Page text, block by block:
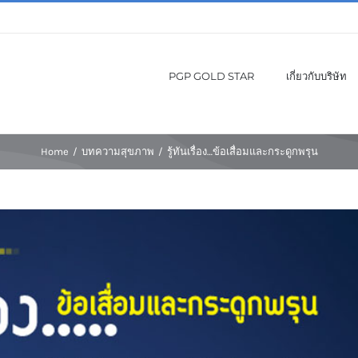
PGP GOLD STAR เกี่ยวกับบริษัท
Home / บทความสุขภาพ / รู้ทันเรื่อง…ข้อเสื่อมและกระดูกพรุน